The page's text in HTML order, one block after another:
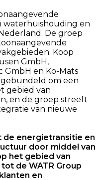
waterhuishouding en
De groep
Koop
GmbH,
GmbH en Ko-Mats
om een
gebied van
en de groep streeft
van nieuwe
de energietransitie en
door middel van
het gebied van
de WATR Group
en